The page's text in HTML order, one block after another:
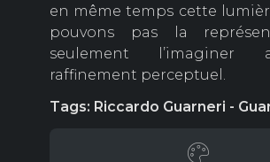
en même temps cette
pouvons pas la
seulement l’imaginer
raffinement perceptuel.
Tags: Riccardo Guarneri -